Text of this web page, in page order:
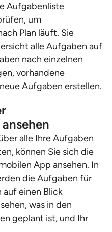
Aufgabenliste
um
Plan läuft. Sie
alle Aufgaben auf
nach einzelnen
vorhandene
Aufgaben erstellen.
alle Ihre Aufgaben
können Sie sich die
App ansehen. In
die Aufgaben für
einen Blick
was in den
geplant ist, und Ihr